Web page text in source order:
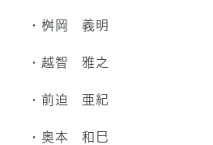
・桝岡 義明
・越智 雅之
・前迫 亜紀
・奥本 和巳